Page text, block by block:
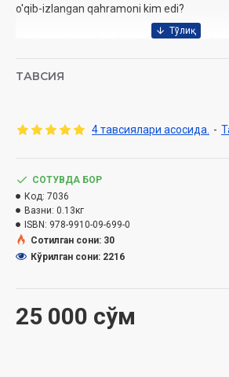
o'qib-izlangan qahramoni kim edi?
Tuba Akbey,
Sana:2026 yil
Oʻlchami:17x25 sm
ТАВСИЯ
4 тавсиялари асосида. -
25 000 сўм
СОТУВДА БОР
Код: 7036
Вазни: 0.13кг
ISBN: 978-9910-09-699-0
Сотилган сони: 30
Кўрилган сони: 2216